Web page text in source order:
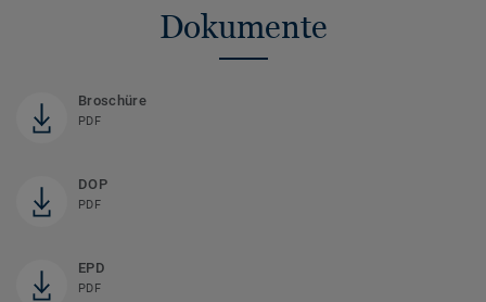
Dokumente
Broschüre
PDF
DOP
PDF
EPD
PDF